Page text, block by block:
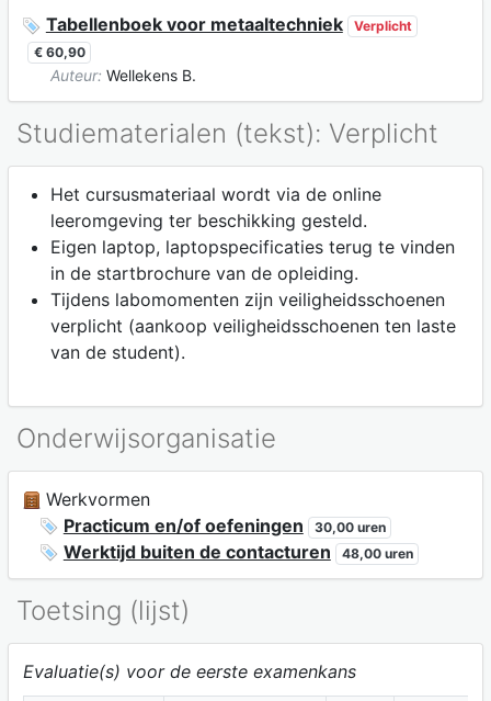
Tabellenboek voor metaaltechniek
Verplicht
€ 60,90
Auteur: Wellekens B.
Studiematerialen (tekst): Verplicht
Het cursusmateriaal wordt via de online
leeromgeving ter beschikking gesteld.
Eigen laptop, laptopspecificaties terug te vinden
in de startbrochure van de opleiding.
Tijdens labomomenten zijn veiligheidsschoenen
verplicht (aankoop veiligheidsschoenen ten laste
van de student).
Onderwijsorganisatie
Werkvormen
Practicum en/of oefeningen
30,00 uren
Werktijd buiten de contacturen 48,00 uren
Toetsing (lijst)
Evaluatie(s) voor de eerste examenkans